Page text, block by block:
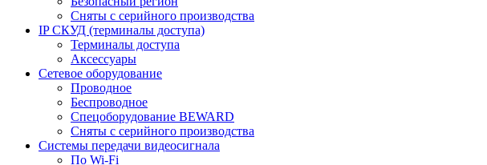
Сняты с серийного производства
IP СКУД (терминалы доступа)
Терминалы доступа
Аксессуары
Сетевое оборудование
Проводное
Беспроводное
Спецоборудование BEWARD
Сняты с серийного производства
Системы передачи видеосигнала
По Wi-Fi